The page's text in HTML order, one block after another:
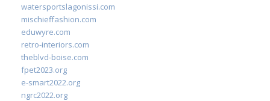
watersportslagonissi.com
mischieffashion.com
eduwyre.com
retro-interiors.com
theblvd-boise.com
fpet2023.org
e-smart2022.org
ngrc2022.org